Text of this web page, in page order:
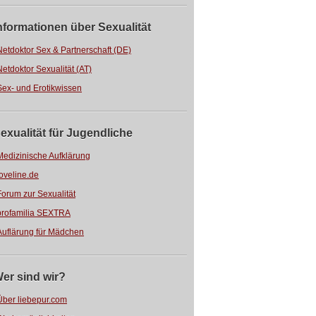
über Sexualität
Sex & Partnerschaft (DE)
Sexualität (AT)
und Erotikwissen
für Jugendliche
Aufklärung
zur Sexualität
SEXTRA
für Mädchen
sind wir?
liebepur.com